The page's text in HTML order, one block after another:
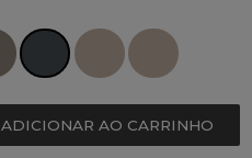
ADICIONAR AO CARRINHO